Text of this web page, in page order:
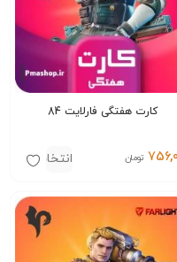
کارت هفتگی فارلایت 84
تومان
انتخاب